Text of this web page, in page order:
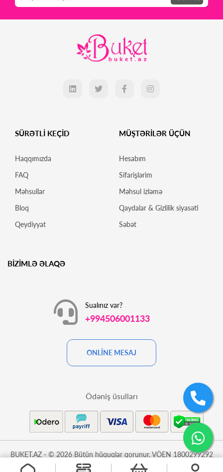
SÜRƏTLİ KEÇİD
Haqqımızda
FAQ
Məhsullar
Bloq
Qeydiyyat
MÜŞTƏRİLƏR ÜÇÜN
Hesabım
Sifarişlərim
Məhsul izləmə
Qaydalar & Gizlilik siyasəti
Səbət
BİZİMLƏ ƏLAQƏ
Sualınız var?
+994506001133
ONLİNE MESAJ
BUKET.AZ - © 2026 Bütün hüquqlar qorunur. VÖEN 1800299292
Ödəniş üsulları